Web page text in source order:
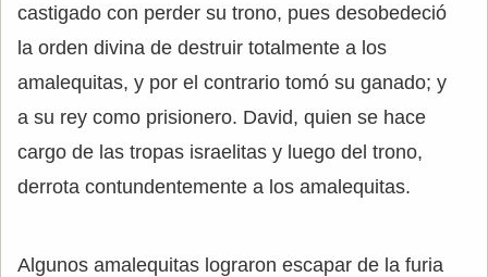
castigado con perder su trono, pues desobedeció
la orden divina de destruir totalmente a los
amalequitas, y por el contrario tomó su ganado; y
a su rey como prisionero. David, quien se hace
cargo de las tropas israelitas y luego del trono,
derrota contundentemente a los amalequitas.
Algunos amalequitas lograron escapar de la furia